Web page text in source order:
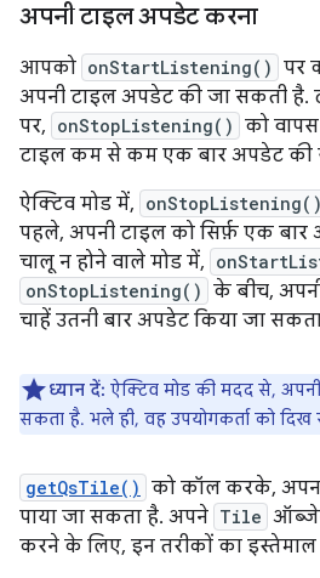
अपनी टाइल अपडेट करना
आपको onStartListening() पर
अपनी टाइल अपडेट की जा सकती है.
पर, onStopListening() को
टाइल कम से कम एक बार अपडेट की
ऐक्टिव मोड में, onStopListening()
पहले, अपनी टाइल को सिर्फ़ एक
चालू न होने वाले मोड में,
onStopListening() के बीच,
चाहें उतनी बार अपडेट किया जा
ध्यान दें: ऐक्टिव मोड की मदद से,
सकता है. भले ही, वह उपयोगकर्ता को दिख
getQsTile() को कॉल करके,
पाया जा सकता है. अपने Tile
करने के लिए, इन तरीकों का